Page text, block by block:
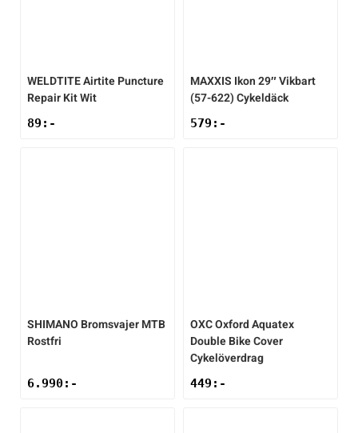
WELDTITEAirtite Puncture
Repair Kit Wit
89 :-
MAXXIS Ikon 29″ Vikbart
(57-622) Cykeldäck
579 :-
SHIMANO Bromsvajer MTB
Rostfri
6.990:-
OXCOxford Aquatex
Double Bike Cover
Cykelöverdrag
449 :-